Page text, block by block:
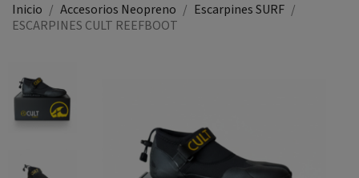
Inicio Accesorios Neopreno
Escarpines SURF
ESCARPINES CULT REEFBOOT